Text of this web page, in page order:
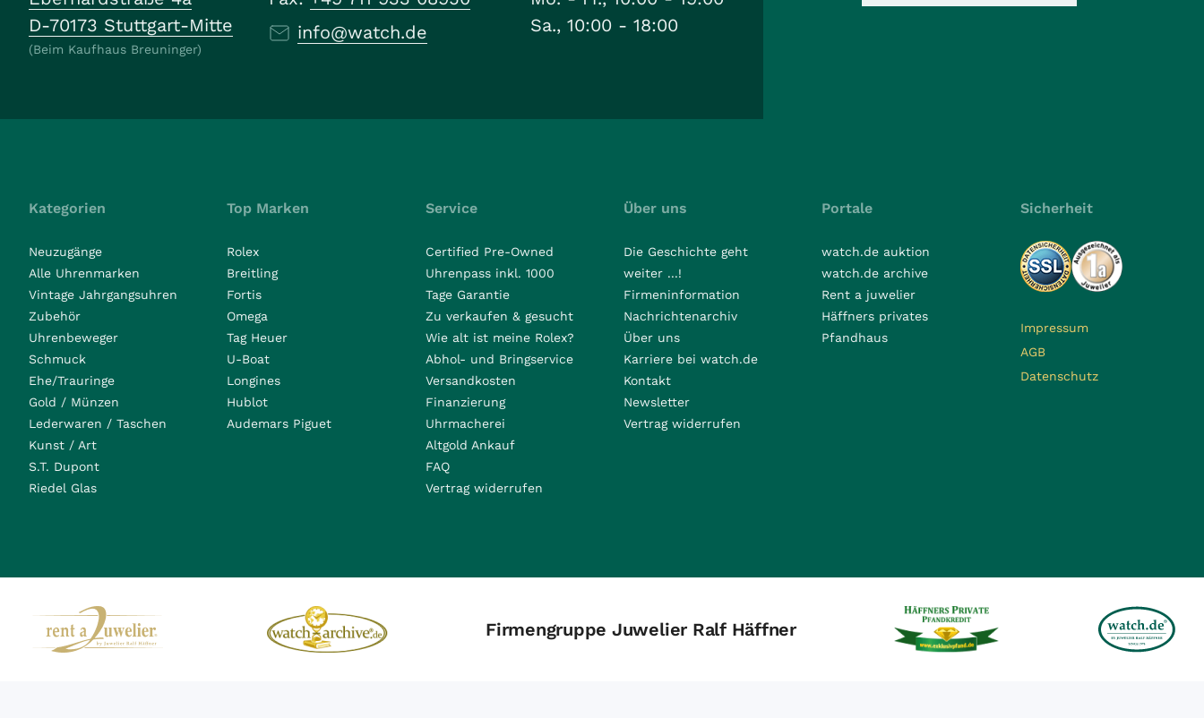
D-70173 Stuttgart-Mitte
(Beim Kaufhaus Breuninger)
info@watch.de
Sa., 10:00 - 18:00
Kategorien
Neuzugänge
Alle Uhrenmarken
Vintage Jahrgangsuhren
Zubehör
Uhrenbeweger
Schmuck
Ehe/Trauringe
Gold / Münzen
Lederwaren / Taschen
Kunst / Art
S.T. Dupont
Riedel Glas
Top Marken
Rolex
Breitling
Fortis
Omega
Tag Heuer
U-Boat
Longines
Hublot
Audemars Piguet
Service
Certified Pre-Owned
Uhrenpass inkl. 1000
Tage Garantie
Zu verkaufen & gesucht
Wie alt ist meine Rolex?
Abhol- und Bringservice
Versandkosten
Finanzierung
Uhrmacherei
Altgold Ankauf
FAQ
Vertrag widerrufen
Über uns
Die Geschichte geht
weiter ...!
Firmeninformation
Nachrichtenarchiv
Über uns
Karriere bei watch.de
Kontakt
Newsletter
Vertrag widerrufen
Portale
watch.de auktion
watch.de archive
Rent a juwelier
Häffners privates
Pfandhaus
Sicherheit
Impressum
AGB
Datenschutz
Firmengruppe Juwelier Ralf Häffner